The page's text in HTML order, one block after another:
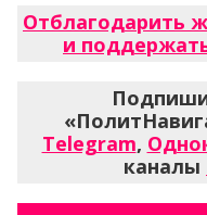
Отблагодарить
и
Telegram,
каналы